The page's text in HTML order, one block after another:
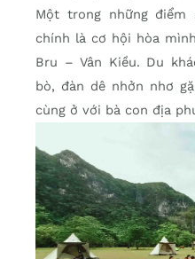
Một trong những
chính là cơ hội hòa
Bru – Vân Kiều. Du
bò, đàn dê nhởn nhơ
cùng ở với bà con địa